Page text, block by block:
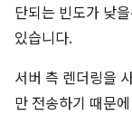
단되는 빈도가 낮
있습니다.
서버 측 렌더링을
만 전송하기 때문